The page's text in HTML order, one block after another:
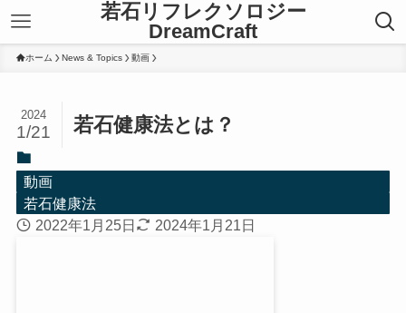
若石リフレクソロジー
DreamCraft
ホーム News & Topics 動画
若石健康法とは？
2024
1/21
動画
若石健康法
2022年1月25日
2024年1月21日